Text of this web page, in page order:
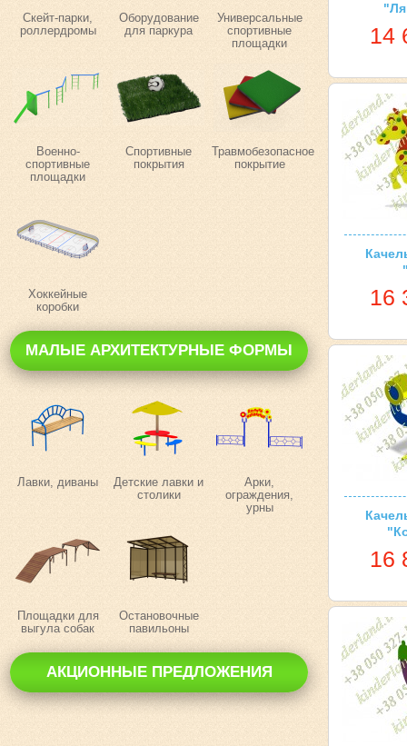
Скейт-парки,
роллердромы
Оборудование
для паркура
Универсальные
спортивные
площадки
Военно-
спортивные
площадки
Спортивные
покрытия
Травмобезопасное
покрытие
Хоккейные
коробки
МАЛЫЕ АРХИТЕКТУРНЫЕ ФОРМЫ
Лавки, диваны
Детские лавки и
столики
Арки,
ограждения,
урны
Площадки для
выгула собак
Остановочные
павильоны
АКЦИОННЫЕ ПРЕДЛОЖЕНИЯ
14
16
16